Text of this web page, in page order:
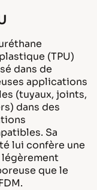
(TPU)
dans de
applications
(tuyaux, joints,
dans des
Sa
lui confère une
que le